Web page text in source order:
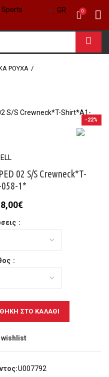
GR 0
ΡΟΥΧΑ
-22%
02 S/S Crewneck*T-
1*
€Η
ΣΤΟ ΚΑΛΆΘΙ
U007792